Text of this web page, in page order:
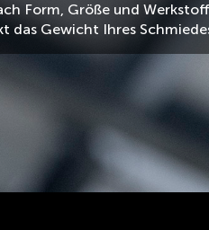
Form, Größe und
das Gewicht Ihres